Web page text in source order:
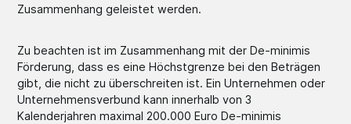
Zusammenhang geleistet werden.
Zu beachten ist im Zusammenhang mit der De-minimis
Förderung, dass es eine Höchstgrenze bei den Beträgen
gibt, die nicht zu überschreiten ist. Ein Unternehmen oder
Unternehmensverbund kann innerhalb von 3
Kalenderjahren maximal 200.000 Euro De-minimis